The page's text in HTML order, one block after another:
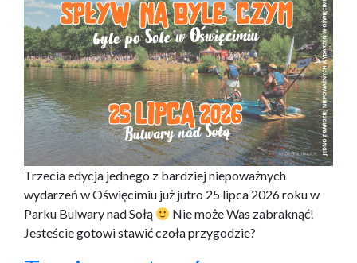
Trzecia edycja jednego z bardziej niepoważnych
wydarzeń w Oświęcimiu już jutro 25 lipca 2026 roku w
Parku Bulwary nad Sołą
Nie może Was zabraknąć!
Jesteście gotowi stawić czoła przygodzie?